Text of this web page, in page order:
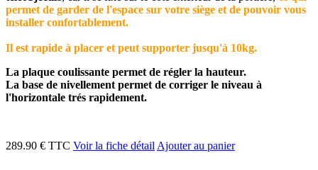
permet de garder de l'espace sur votre siège et de pouvoir vous
installer confortablement.
Il est rapide à placer et peut supporter jusqu'à 10kg.
La plaque coulissante permet de régler la hauteur.
La base de nivellement permet de corriger le niveau à
l'horizontale trés rapidement.
289.90 € TTC Voir la fiche détail Ajouter au panier